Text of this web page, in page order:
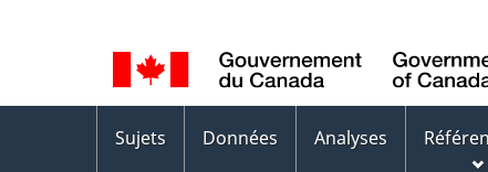
de
la
langue
des
Sujets Données Analyses